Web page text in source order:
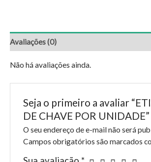
Avaliações (0)
Não há avaliações ainda.
Seja o primeiro a avaliar
DE CHAVE POR UNIDADE”
O seu endereço de e-mail não será
Campos obrigatórios são marcados